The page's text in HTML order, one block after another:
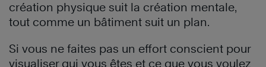
création physique suit la création mentale,
tout comme un bâtiment suit un plan.
Si vous ne faites pas un effort conscient pour
visualiser qui vous êtes et ce que vous voulez